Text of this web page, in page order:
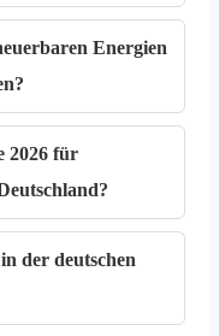
Energien
2026 für
der deutschen